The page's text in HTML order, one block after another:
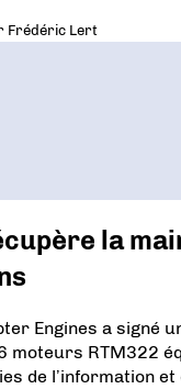
Frédéric Lert
la
Engines a signé
moteurs RTM322
de l’information